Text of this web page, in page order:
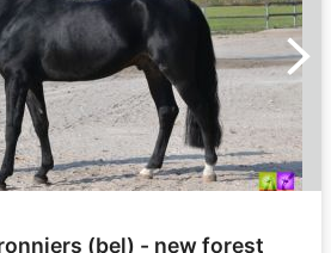
(bel) - new forest